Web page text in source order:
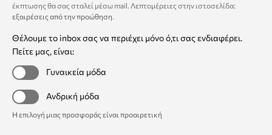
έκπτωσης θα σας σταλεί μέσω mail. Λεπτομέρειες στην ιστοσελίδα:
εξαιρέσεις από την προώθηση.
Θέλουμε το inbox σας να περιέχει μόνο ό,τι σας ενδιαφέρει.
Πείτε μας, είναι:
Γυναικεία μόδα
Ανδρική μόδα
Η επιλογή μιας προσφοράς είναι προαιρετική